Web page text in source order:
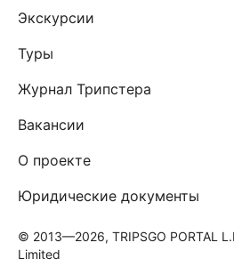
Экскурсии
Туры
Журнал Трипстера
Вакансии
О проекте
Юридические документы
© 2013—2026, TRIPSGO PORTAL
Limited